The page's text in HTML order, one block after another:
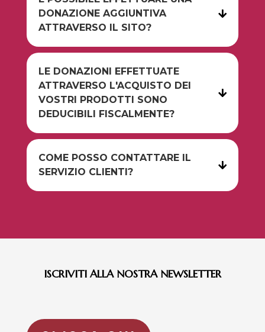
DONAZIONE AGGIUNTIVA
ATTRAVERSO IL SITO?
LE DONAZIONI EFFETTUATE
ATTRAVERSO L'ACQUISTO DEI
VOSTRI PRODOTTI SONO
DEDUCIBILI FISCALMENTE?
COME POSSO CONTATTARE IL
SERVIZIO CLIENTI?
ISCRIVITI ALLA NOSTRA NEWSLETTER